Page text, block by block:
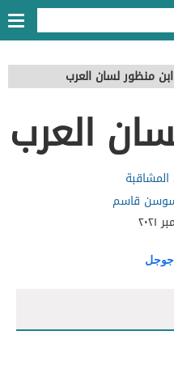
ابن منظور لسان العرب
العرب
المشاقبة
قاسم